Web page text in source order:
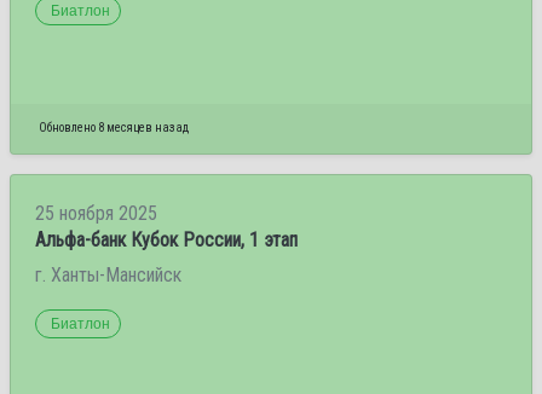
Биатлон
Обновлено 8 месяцев назад
25 ноября 2025
Альфа-банк Кубок России, 1 этап
г. Ханты-Мансийск
Биатлон